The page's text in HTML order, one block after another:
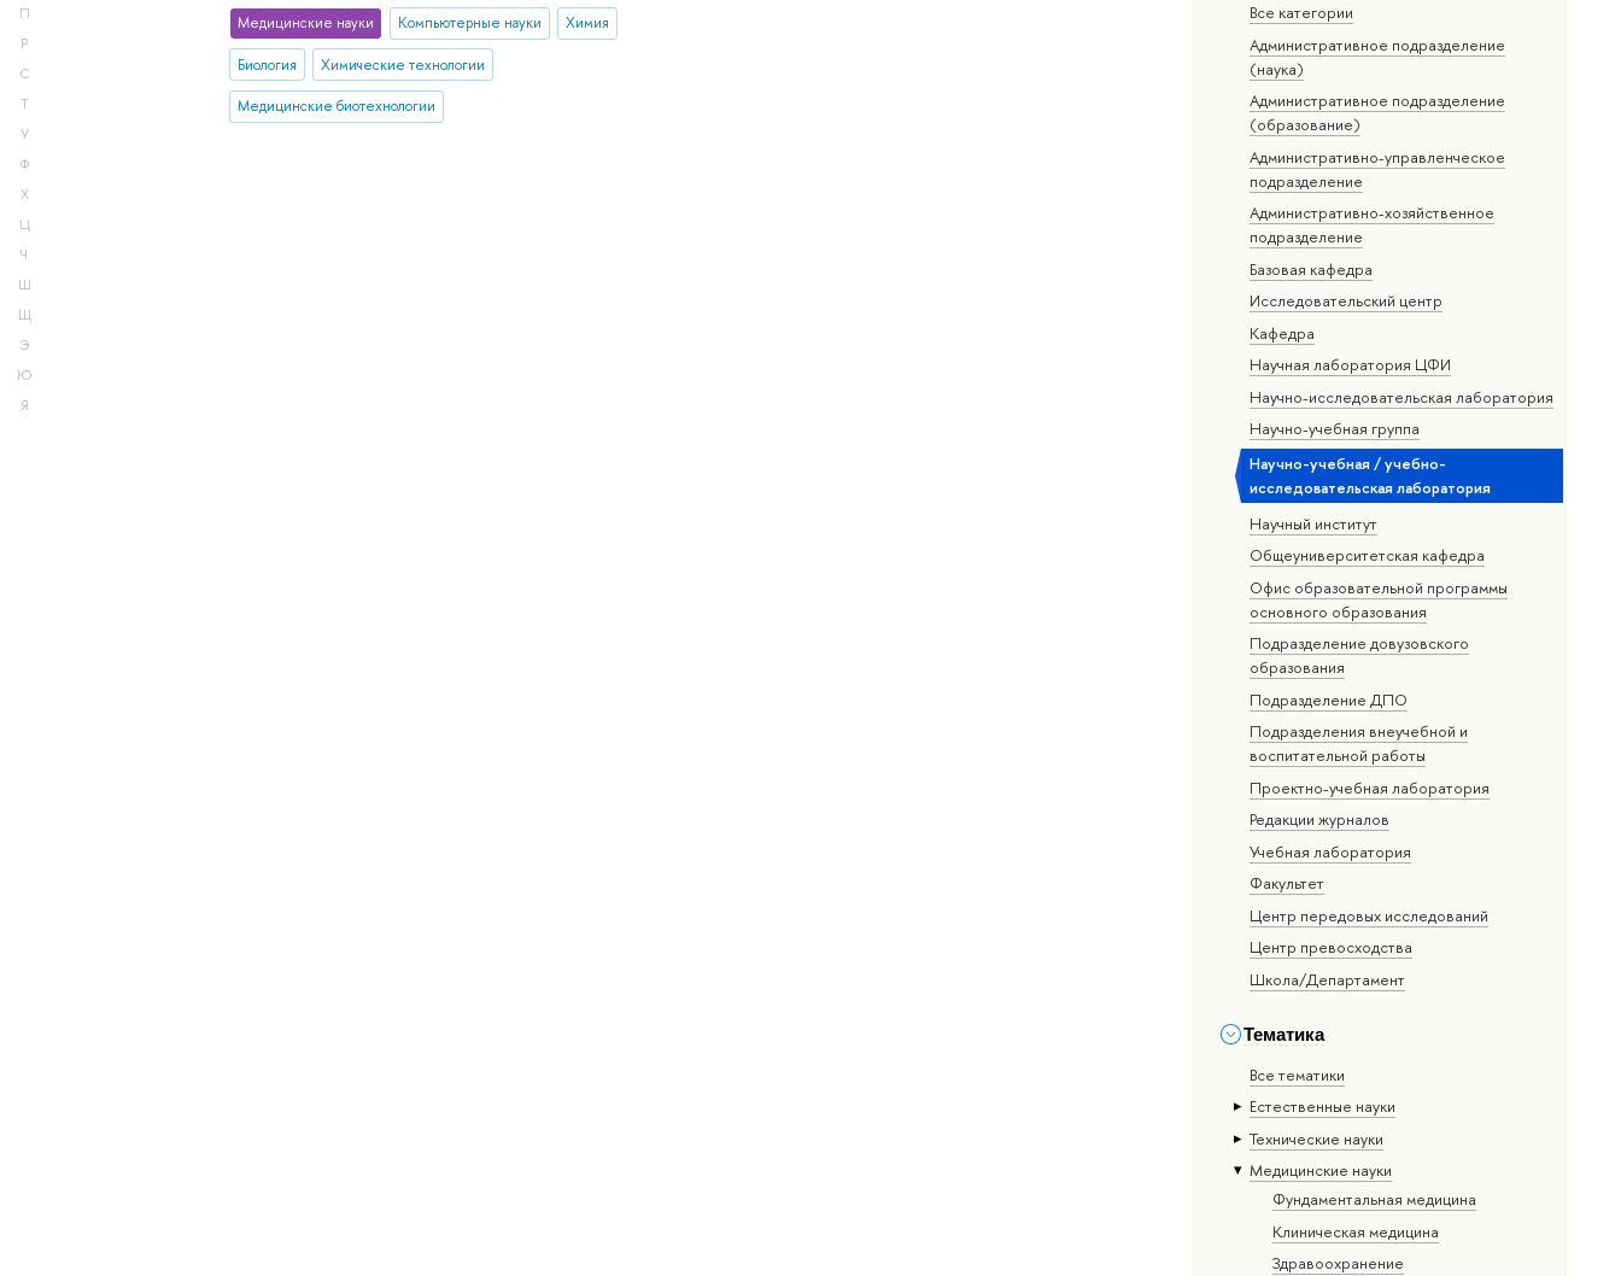
П
Р
С
Т
У
Ф
Х
Ц
Ч
Ш
Щ
Э
Ю
Я
Все категории
Административное подразделение
(наука)
Административное подразделение
(образование)
Административно-управленческое
подразделение
Административно-хозяйственное
подразделение
Базовая кафедра
Исследовательский центр
Кафедра
Научная лаборатория ЦФИ
Научно-исследовательская лаборатория
Научно-учебная группа
Научно-учебная / учебно-
исследовательская лаборатория
Научный институт
Общеуниверситетская кафедра
Офис образовательной программы
основного образования
Подразделение довузовского
образования
Подразделение ДПО
Подразделения внеучебной и
воспитательной работы
Проектно-учебная лаборатория
Редакции журналов
Учебная лаборатория
Факультет
Центр передовых исследований
Центр превосходства
Школа/Департамент
Тематика
Все тематики
Естественные науки
Тех­ничес­кие науки
Медицинские науки
Фундаментальная медицина
Клиническая медицина
Здравоохранение
Медицинские науки Компьютерные науки Химия
Биология Химические технологии
Медицинские биотехнологии